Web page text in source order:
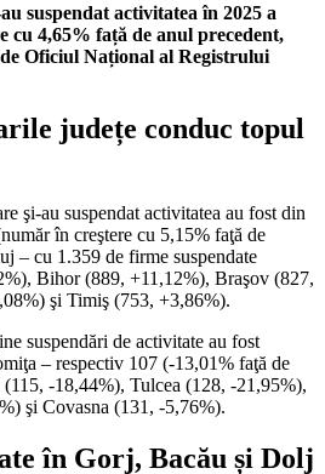
suspendat activitatea în 2025 a
cu 4,65% față de anul precedent,
Oficiul Național al Registrului
județe conduc topul
şi-au suspendat activitatea au fost din
în creştere cu 5,15% faţă de
– cu 1.359 de firme suspendate
Bihor (889, +11,12%), Braşov (827,
şi Timiş (753, +3,86%).
suspendări de activitate au fost
– respectiv 107 (-13,01% faţă de
-18,44%), Tulcea (128, -21,95%),
şi Covasna (131, -5,76%).
în Gorj, Bacău și Dolj